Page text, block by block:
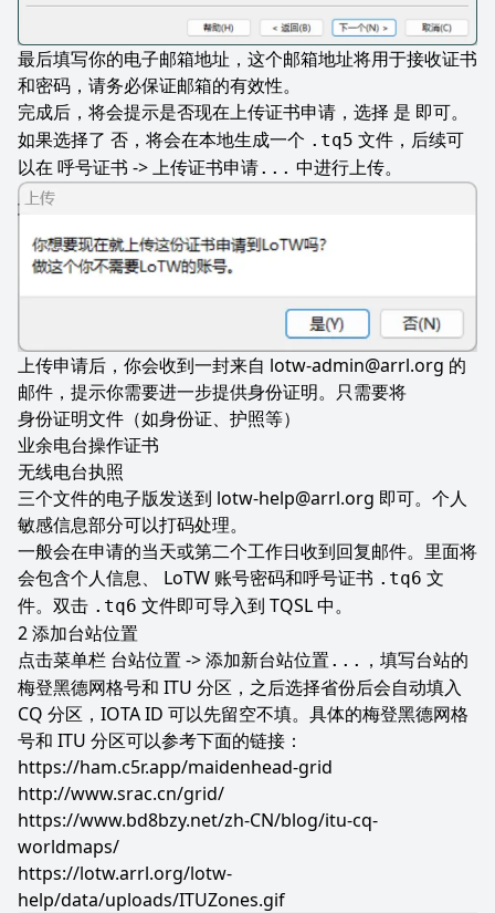
最后填写你的电子邮箱地址，这个邮箱地址将用于接收证书
和密码，请务必保证邮箱的有效性。
完成后，将会提示是否现在上传证书申请，选择 是 即可。
如果选择了 否 ，将会在本地生成一个 .tq5 文件，后续可
以在 呼号证书 -> 上传证书申请... 中进行上传。
上传申请后，你会收到一封来自 lotw-admin@arrl.org 的
邮件，提示你需要进一步提供身份证明。只需要将
身份证明文件（如身份证、护照等）
业余电台操作证书
无线电台执照
三个文件的电子版发送到 lotw-help@arrl.org 即可。个人
敏感信息部分可以打码处理。
一般会在申请的当天或第二个工作日收到回复邮件。里面将
会包含个人信息、 LoTW 账号密码和呼号证书 .tq6 文
件。双击 .tq6 文件即可导入到 TQSL 中。
添加台站位置
点击菜单栏 台站位置 -> 添加新台站位置... ，填写台站的
梅登黑德网格号和 ITU 分区，之后选择省份后会自动填入
CQ 分区，IOTA ID 可以先留空不填。具体的梅登黑德网格
号和 ITU 分区可以参考下面的链接：
https://ham.c5r.app/maidenhead-grid
http://www.srac.cn/grid/
https://www.bd8bzy.net/zh-CN/blog/itu-cq-
worldmaps/
https://lotw.arrl.org/lotw-
help/data/uploads/ITUZones.gif